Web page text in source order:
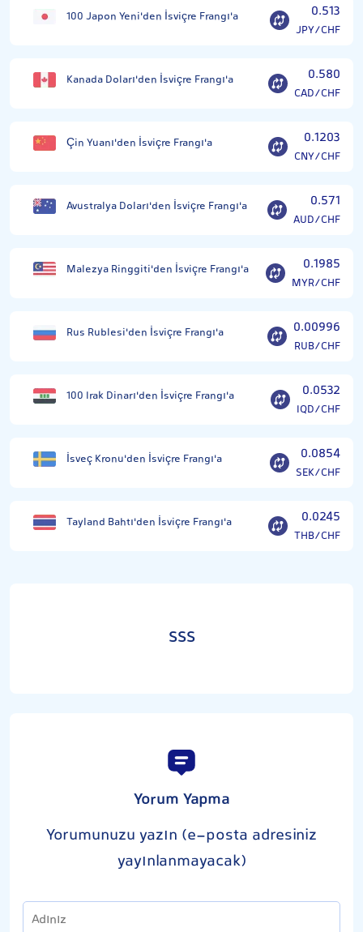
100 Japon Yeni'den İsviçre Frangı'a 0.513
JPY/CHF
Kanada Doları'den İsviçre Frangı'a 0.580
CAD/CHF
Çin Yuanı'den İsviçre Frangı'a 0.1203
CNY/CHF
Avustralya Doları'den İsviçre Frangı'a 0.571
AUD/CHF
Malezya Ringgiti'den İsviçre Frangı'a 0.1985
MYR/CHF
Rus Rublesi'den İsviçre Frangı'a 0.00996
RUB/CHF
100 Irak Dinarı'den İsviçre Frangı'a 0.0532
IQD/CHF
İsveç Kronu'den İsviçre Frangı'a 0.0854
SEK/CHF
Tayland Bahtı'den İsviçre Frangı'a 0.0245
THB/CHF
SSS
Yorum Yapma
Yorumunuzu yazın (e-posta adresiniz
yayınlanmayacak)